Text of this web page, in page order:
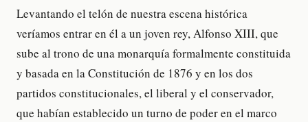
Levantando el telón de nuestra escena histórica
veríamos entrar en él a un joven rey, Alfonso XIII, que
sube al trono de una monarquía formalmente constituida
y basada en la Constitución de 1876 y en los dos
partidos constitucionales, el liberal y el conservador,
que habían establecido un turno de poder en el marco